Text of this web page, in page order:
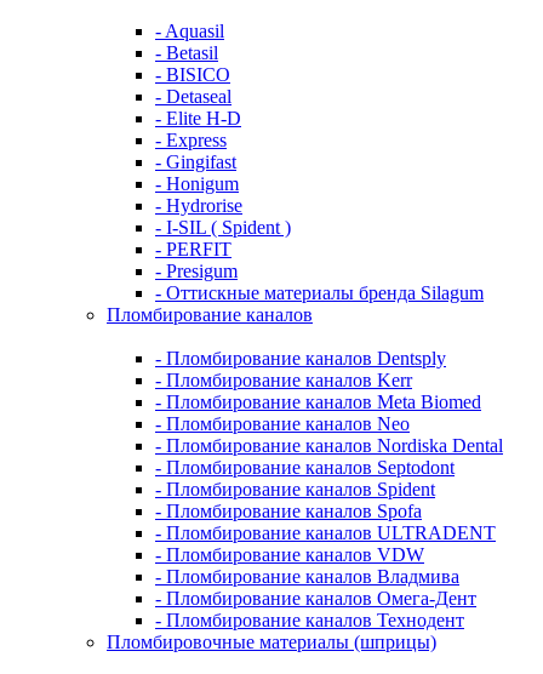
- Aquasil
- Betasil
- BISICO
- Detaseal
- Elite H-D
- Express
- Gingifast
- Honigum
- Hydrorise
- I-SIL ( Spident )
- PERFIT
- Presigum
- Оттискные материалы бренда Silagum
Пломбирование каналов
- Пломбирование каналов Dentsply
- Пломбирование каналов Kerr
- Пломбирование каналов Meta Biomed
- Пломбирование каналов Neo
- Пломбирование каналов Nordiska Dental
- Пломбирование каналов Septodont
- Пломбирование каналов Spident
- Пломбирование каналов Spofa
- Пломбирование каналов ULTRADENT
- Пломбирование каналов VDW
- Пломбирование каналов Владмива
- Пломбирование каналов Омега-Дент
- Пломбирование каналов Технодент
Пломбировочные материалы (шприцы)